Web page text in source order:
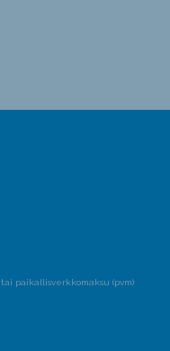
paikallisverkkomaksu (pvm)